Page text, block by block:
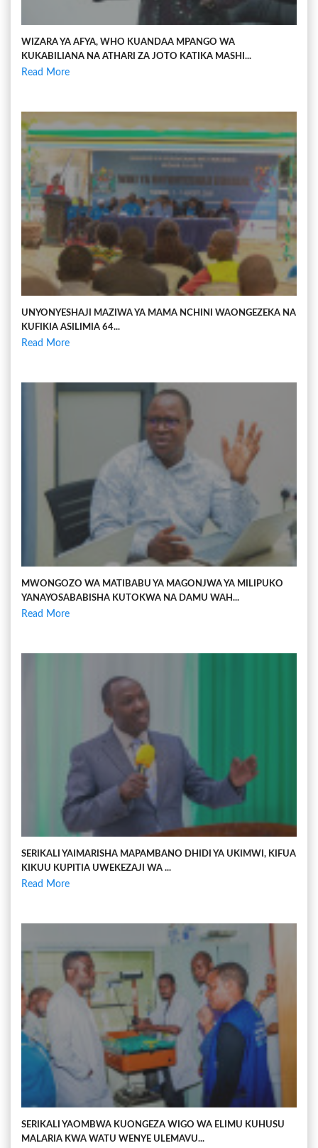
WIZARA YA AFYA, WHO KUANDAA MPANGO WA
KUKABILIANA NA ATHARI ZA JOTO KATIKA MASHI...
Read More
UNYONYESHAJI MAZIWA YA MAMA NCHINI WAONGEZEKA NA
KUFIKIA ASILIMIA 64...
Read More
MWONGOZO WA MATIBABU YA MAGONJWA YA MILIPUKO
YANAYOSABABISHA KUTOKWA NA DAMU WAH...
Read More
SERIKALI YAIMARISHA MAPAMBANO DHIDI YA UKIMWI, KIFUA
KIKUU KUPITIA UWEKEZAJI WA ...
Read More
SERIKALI YAOMBWA KUONGEZA WIGO WA ELIMU KUHUSU
MALARIA KWA WATU WENYE ULEMAVU...